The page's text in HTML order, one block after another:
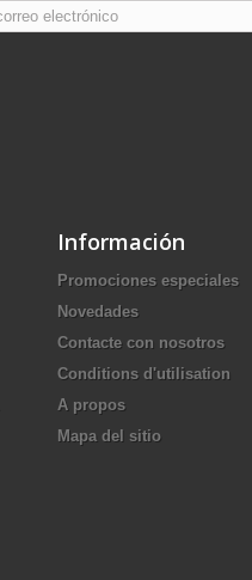
Información
Promociones especiales
Novedades
Contacte con nosotros
Conditions d'utilisation
A propos
Mapa del sitio